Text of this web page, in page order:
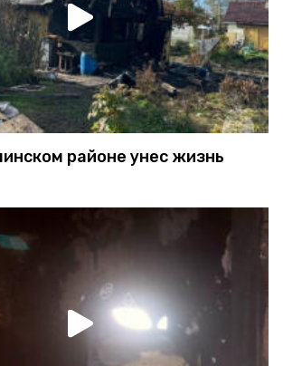
районе унес жизнь